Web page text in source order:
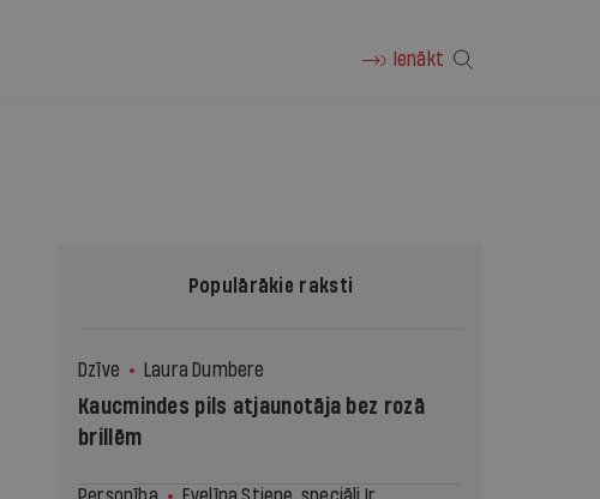
Ienākt
Populārākie raksti
Dzīve Laura Dumbere
Kaucmindes pils atjaunotāja bez rozā
brillēm